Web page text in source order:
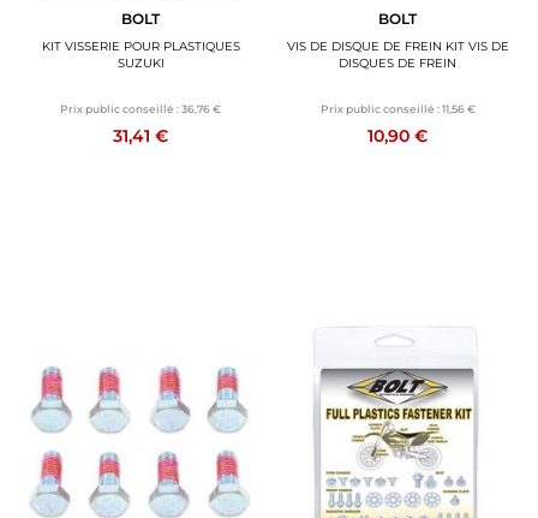
BOLT
KIT VISSERIE POUR PLASTIQUES
SUZUKI
Prix public conseillé :36,76 €
31,41 €
BOLT
VIS DE DISQUE DE FREIN KIT VIS DE
DISQUES DE FREIN
Prix public conseillé : 11,56 €
10,90 €